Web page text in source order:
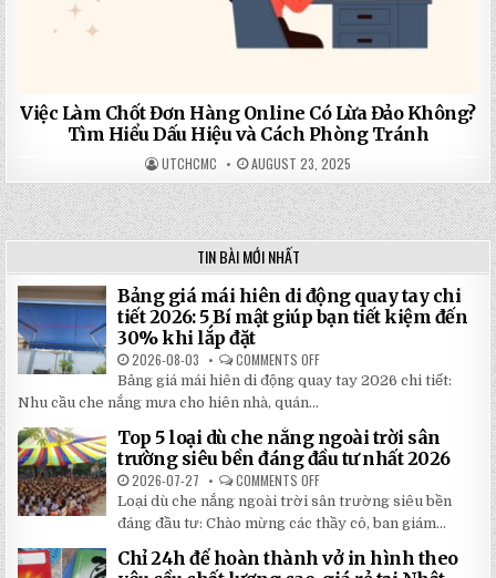
Việc Làm Chốt Đơn Hàng Online Có Lừa Đảo Không?
Tìm Hiểu Dấu Hiệu và Cách Phòng Tránh
UTCHCMC AUGUST 23, 2025
TIN BÀI MỚI NHẤT
Bảng giá mái hiên di động quay tay chi
tiết 2026: 5 Bí mật giúp bạn tiết kiệm đến
30% khi lắp đặt
2026-08-03 COMMENTS OFF
BẢNG
GIÁ
ĐỘNG
QUAY
TAY
TIẾT
2026:
5
BÍ
MẬT
GIÚP
BẠN
Bảng giá mái hiên di động quay tay 2026 chi tiết:
Nhu cầu che nắng mưa cho hiên nhà, quán...
Top 5 loại dù che nắng ngoài trời sân
trường siêu bền đáng đầu tư nhất 2026
2026-07-27 COMMENTS OFF
TOP
5
LOẠI
DÙ
CHE
NẮNG
NGOÀI
Loại dù che nắng ngoài trời sân trường siêu bền
đáng đầu tư: Chào mừng các thầy cô, ban giám...
Chỉ 24h để hoàn thành vở in hình theo